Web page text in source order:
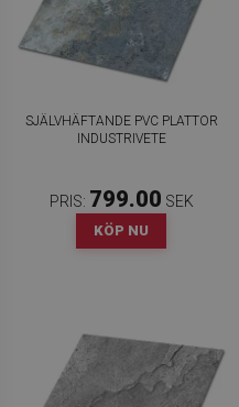
SJÄLVHÄFTANDE PVC PLATTOR
INDUSTRIVETE
PRIS: 799.00 SEK
KÖP NU